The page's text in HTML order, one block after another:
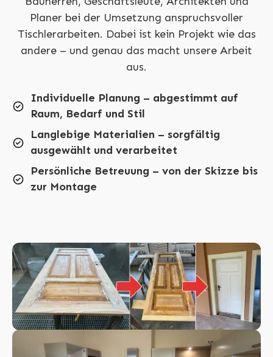
Planer bei der Umsetzung anspruchsvoller
Tischlerarbeiten. Dabei ist kein Projekt wie das
andere – und genau das macht unsere Arbeit
aus.
Individuelle Planung – abgestimmt auf
Raum, Bedarf und Stil
Langlebige Materialien – sorgfältig
ausgewählt und verarbeitet
Persönliche Betreuung – von der Skizze bis
zur Montage